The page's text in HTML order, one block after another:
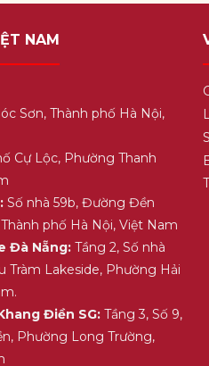
NAM
Sơn, Thành phố Hà Nội,
Cự Lộc, Phường Thanh
Số nhà 59b, Đường Đền
phố Hà Nội, Việt Nam
Đà Nẵng: Tầng 2, Số nhà
Tràm Lakeside, Phường Hải
Điền SG: Tầng 3, Số 9,
Phường Long Trường,